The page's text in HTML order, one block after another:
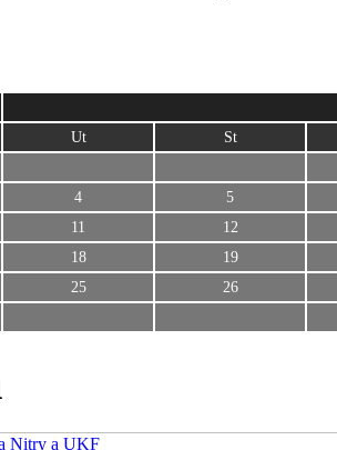
Ut St
4
5
11
12
18
19
25
26